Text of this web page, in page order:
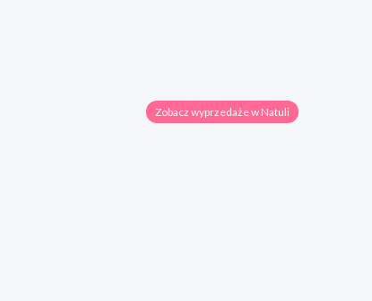
Zobacz wyprzedaże w Natuli